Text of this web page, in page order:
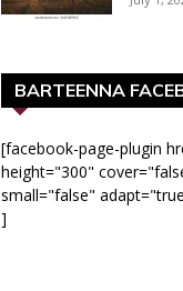
BARTEENNA
[facebook-page-plugin
height="300"
small="false"
]